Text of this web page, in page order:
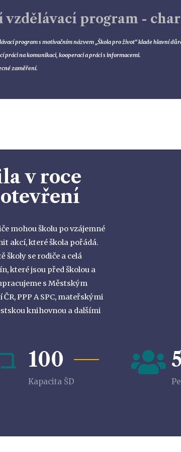
vzdělávací program -
program s motivačním názvem „Škola pro život“ klade hlavní
práci na komunikaci, kooperaci a práci s informacemi.
zaměření.
v roce
mohou školu po vzájemné
akcí, které škola pořádá.
školy se rodiče a celá
které jsou před školou a
s Městským
PPP A SPC, mateřskými
knihovnou a dalšími
100
Kapacita ŠD